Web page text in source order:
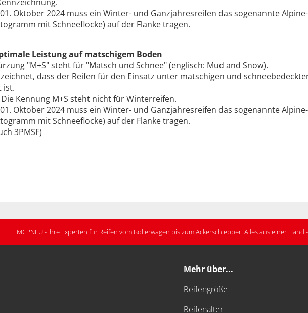
Oktober 2024 muss ein Winter- und Ganzjahresreifen das sogenannte
mit Schneeflocke) auf der Flanke tragen.
Leistung auf matschigem Boden
"M+S" steht für "Matsch und Schnee" (englisch: Mud and Snow).
dass der Reifen für den Einsatz unter matschigen und
ist.
Kennung M+S steht nicht für Winterreifen.
Oktober 2024 muss ein Winter- und Ganzjahresreifen das sogenannte
mit Schneeflocke) auf der Flanke tragen.
3PMSF)
MCPNEU - Ihre Experten für Reifen vom Bollerwagen bis zum Ackerschlepper! Alles aus einer Hand
Mehr über...
Reifengröße
Reifenalter